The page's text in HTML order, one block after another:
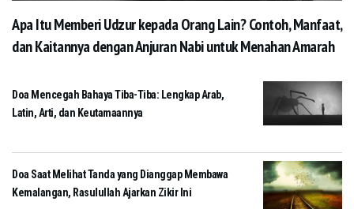
Apa Itu Memberi Udzur kepada Orang Lain? Contoh, Manfaat,
dan Kaitannya dengan Anjuran Nabi untuk Menahan Amarah
Doa Mencegah Bahaya Tiba-Tiba: Lengkap Arab,
Latin, Arti, dan Keutamaannya
Doa Saat Melihat Tanda yang Dianggap Membawa
Kemalangan, Rasulullah Ajarkan Zikir Ini